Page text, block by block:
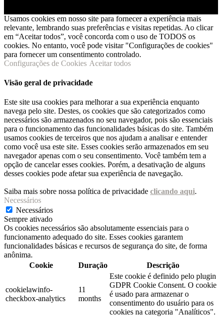
Usamos cookies em nosso site para fornecer a experiência mais
relevante, lembrando suas preferências e visitas repetidas. Ao clicar
em “Aceitar todos”, você concorda com o uso de TODOS os
cookies. No entanto, você pode visitar "Configurações de cookies"
para fornecer um consentimento controlado.
Configurações de Cookies Aceitar todos
Visão geral de privacidade
Este site usa cookies para melhorar a sua experiência enquanto
navega pelo site. Destes, os cookies que são categorizados como
necessários são armazenados no seu navegador, pois são essenciais
para o funcionamento das funcionalidades básicas do site. Também
usamos cookies de terceiros que nos ajudam a analisar e entender
como você usa este site. Esses cookies serão armazenados em seu
navegador apenas com o seu consentimento. Você também tem a
opção de cancelar esses cookies. Porém, a desativação de alguns
desses cookies pode afetar sua experiência de navegação.
Saiba mais sobre nossa política de privacidade clicando aqui.
Necessários
Necessários
Sempre ativado
Os cookies necessários são absolutamente essenciais para o
funcionamento adequado do site. Esses cookies garantem
funcionalidades básicas e recursos de segurança do site, de forma
anônima.
Cookie
Duração Descrição
cookielawinfo-
checkbox-analytics
11
months
Este cookie é definido pelo plugin
GDPR Cookie Consent. O cookie
é usado para armazenar o
consentimento do usuário para os
cookies na categoria "Analíticos".